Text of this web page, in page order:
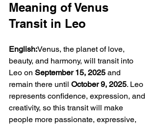
Meaning of Venus
Transit in Leo
English:Venus, the planet of love,
beauty, and harmony, will transit into
Leo on September 15, 2025 and
remain there until October 9, 2025. Leo
represents confidence, expression, and
creativity, so this transit will make
people more passionate, expressive,